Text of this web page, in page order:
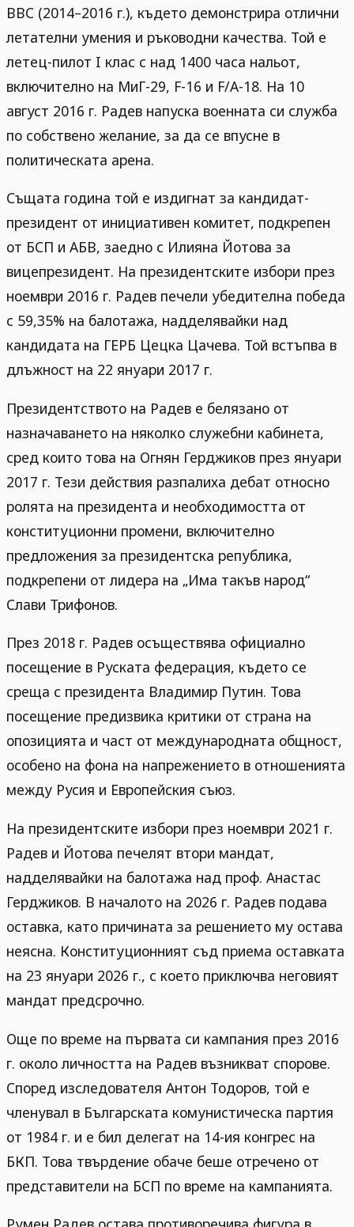
ВВС (2014–2016 г.), където демонстрира отлични
летателни умения и ръководни качества. Той е
летец-пилот I клас с над 1400 часа нальот,
включително на МиГ-29, F-16 и F/A-18. На 10
август 2016 г. Радев напуска военната си служба
по собствено желание, за да се впусне в
политическата арена.
Същата година той е издигнат за кандидат-
президент от инициативен комитет, подкрепен
от БСП и АБВ, заедно с Илияна Йотова за
вицепрезидент. На президентските избори през
ноември 2016 г. Радев печели убедителна победа
с 59,35% на балотажа, надделявайки над
кандидата на ГЕРБ Цецка Цачева. Той встъпва в
длъжност на 22 януари 2017 г.
Президентството на Радев е белязано от
назначаването на няколко служебни кабинета,
сред които това на Огнян Герджиков през януари
2017 г. Тези действия разпалиха дебат относно
ролята на президента и необходимостта от
конституционни промени, включително
предложения за президентска република,
подкрепени от лидера на „Има такъв народ“
Слави Трифонов.
През 2018 г. Радев осъществява официално
посещение в Руската федерация, където се
среща с президента Владимир Путин. Това
посещение предизвика критики от страна на
опозицията и част от международната общност,
особено на фона на напрежението в отношенията
между Русия и Европейския съюз.
На президентските избори през ноември 2021 г.
Радев и Йотова печелят втори мандат,
надделявайки на балотажа над проф. Анастас
Герджиков. В началото на 2026 г. Радев подава
оставка, като причината за решението му остава
неясна. Конституционният съд приема оставката
на 23 януари 2026 г., с което приключва неговият
мандат предсрочно.
Още по време на първата си кампания през 2016
г. около личността на Радев възникват спорове.
Според изследователя Антон Тодоров, той е
членувал в Българската комунистическа партия
от 1984 г. и е бил делегат на 14-ия конгрес на
БКП. Това твърдение обаче беше отречено от
представители на БСП по време на кампанията.